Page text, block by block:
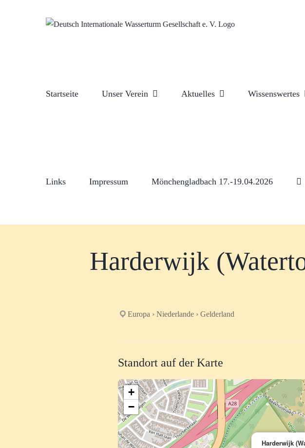
Startseite Unser Verein Aktuelles Wissenswertes
Links Impressum Mönchengladbach 17.-19.04.2026
Harderwijk
Europa › Niederlande › Gelderland
Standort auf der Karte
Harderwijk
+
−